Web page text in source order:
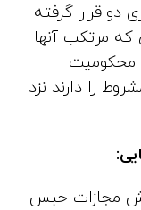
دو قرار گرفته
که مرتکب آنها
محکومیت
را دارند نزد
کاهش مجازات حبس